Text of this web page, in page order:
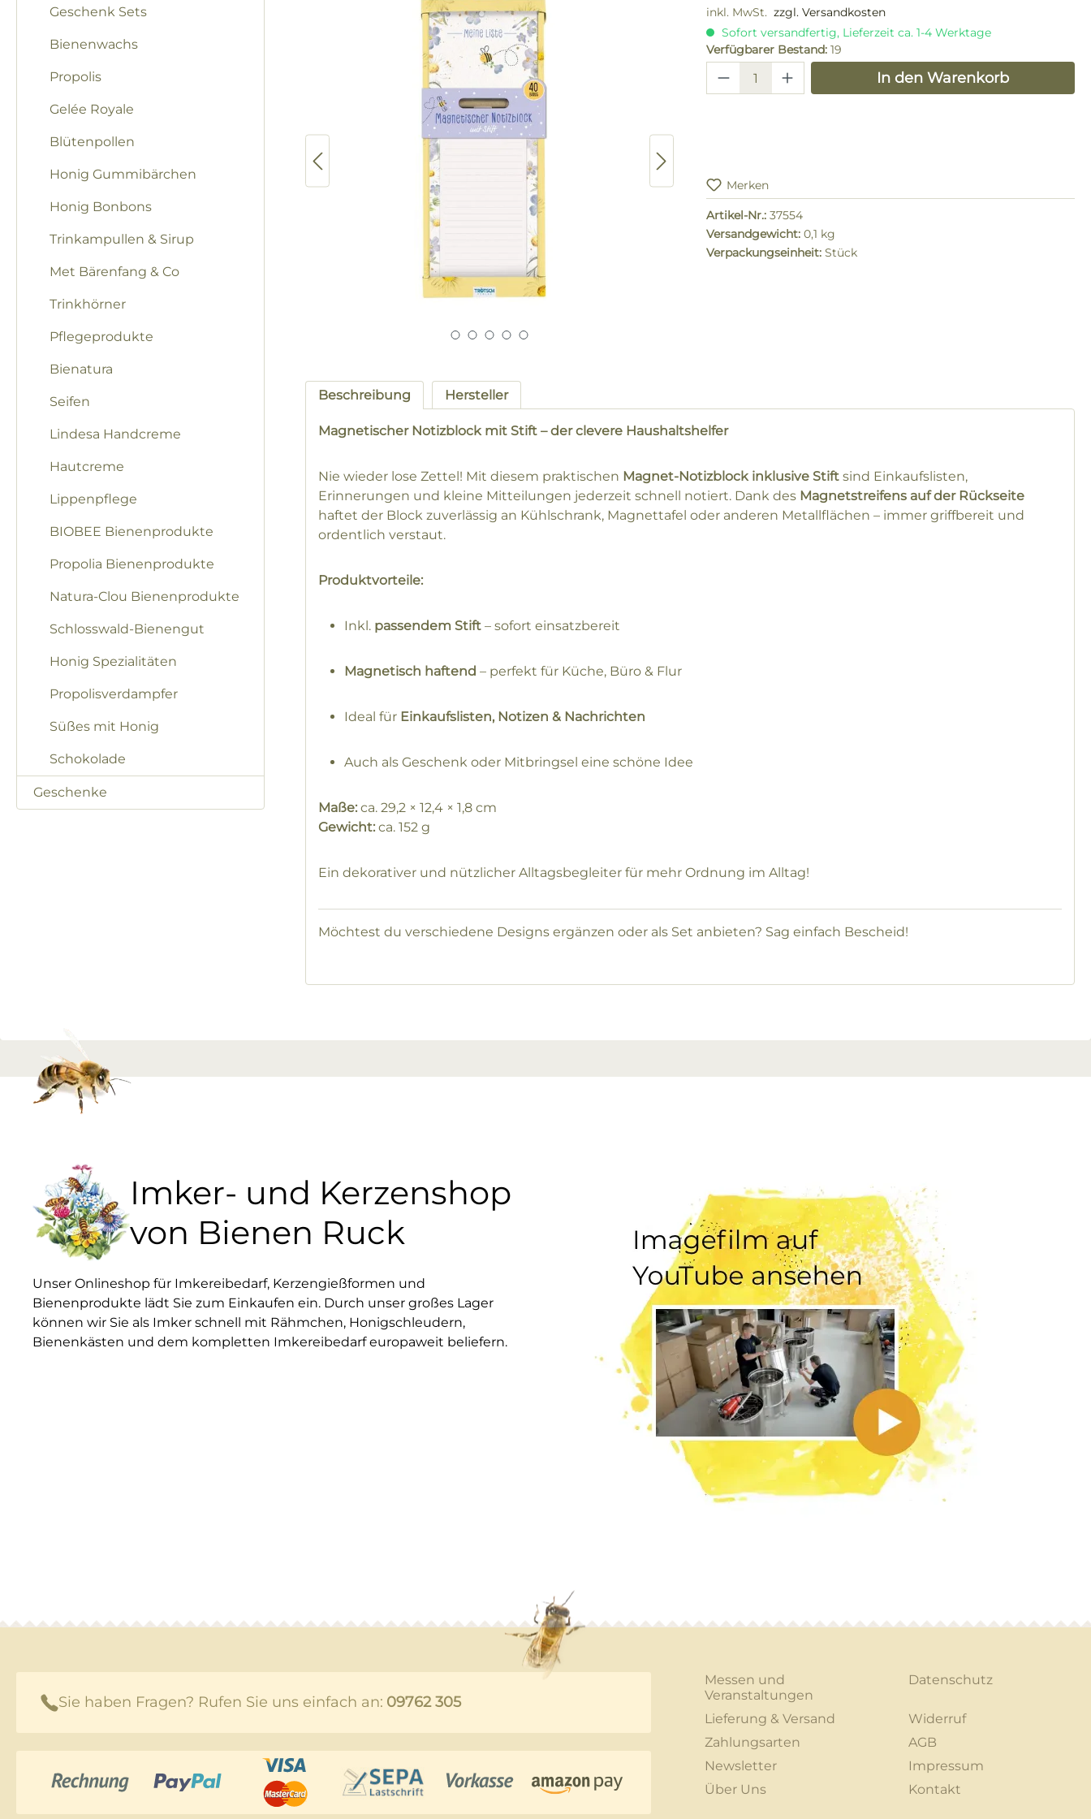
Geschenk Sets
Bienenwachs
Propolis
Gelée Royale
Blütenpollen
Honig Gummibärchen
Honig Bonbons
Trinkampullen & Sirup
Met Bärenfang & Co
Trinkhörner
Pflegeprodukte
Bienatura
Seifen
Lindesa Handcreme
Hautcreme
Lippenpflege
BIOBEE Bienenprodukte
Propolia Bienenprodukte
Natura-Clou Bienenprodukte
Schlosswald-Bienengut
Honig Spezialitäten
Propolisverdampfer
Süßes mit Honig
Schokolade
Geschenke
inkl. MwSt. zzgl. Versandkosten
Sofort versandfertig, Lieferzeit ca. 1-4 Werktage
Verfügbarer Bestand: 19
Produkt Anzahl: Gib den
In den Warenkorb
Merken
Artikel-Nr.: 37554
Versandgewicht: 0,1 kg
Verpackungseinheit: Stück
Beschreibung Hersteller
Magnetischer Notizblock mit Stift – der clevere Haushaltshelfer
Nie wieder lose Zettel! Mit diesem praktischen Magnet-Notizblock inklusive Stift sind Einkaufslisten,
Erinnerungen und kleine Mitteilungen jederzeit schnell notiert. Dank des Magnetstreifens auf der Rückseite
haftet der Block zuverlässig an Kühlschrank, Magnettafel oder anderen Metallflächen – immer griffbereit und
ordentlich verstaut.
Produktvorteile:
Inkl. passendem Stift – sofort einsatzbereit
Magnetisch haftend – perfekt für Küche, Büro & Flur
Ideal für Einkaufslisten, Notizen & Nachrichten
Auch als Geschenk oder Mitbringsel eine schöne Idee
Maße: ca. 29,2 × 12,4 × 1,8 cm
Gewicht: ca. 152 g
Ein dekorativer und nützlicher Alltagsbegleiter für mehr Ordnung im Alltag!
Möchtest du verschiedene Designs ergänzen oder als Set anbieten? Sag einfach Bescheid!
Imker- und Kerzenshop
von Bienen Ruck
Unser Onlineshop für Imkereibedarf, Kerzengießformen und
Bienenprodukte lädt Sie zum Einkaufen ein. Durch unser großes Lager
können wir Sie als Imker schnell mit Rähmchen, Honigschleudern,
Bienenkästen und dem kompletten Imkereibedarf europaweit beliefern.
Sie haben Fragen? Rufen Sie uns einfach an: 09762 305
Messen und
Veranstaltungen
Datenschutz
Lieferung & Versand
Widerruf
Zahlungsarten
AGB
Newsletter
Impressum
Über Uns
Kontakt